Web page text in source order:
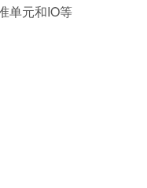
单元和IO等